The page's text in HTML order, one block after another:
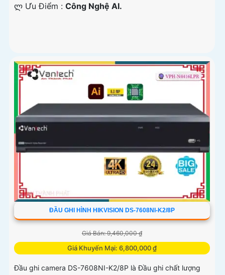
️ლ Ưu Điểm : Công Nghệ AI.
ĐẦU GHI HÌNH HIKVISION DS-7608NI-K2/8P
Giá Bán: 9,460,000 ₫
Giá Khuyến Mại: 6,800,000 ₫
Đầu ghi camera DS-7608NI-K2/8P là Đầu ghi chất lượng